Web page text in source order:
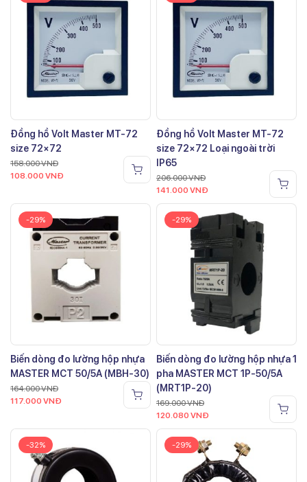
Đồng hồ Volt Master MT-72
size 72×72
158.000VNĐ
108.000 VNĐ
Đồng hồ Volt Master MT-72
size 72×72 Loại ngoài trời
IP65
206.000VNĐ
141.000 VNĐ
-29%
Biến dòng đo lường hộp nhựa
MASTER MCT 50/5A (MBH-30)
164.000VNĐ
117.000 VNĐ
-29%
Biến dòng đo lường hộp nhựa 1
pha MASTER MCT 1P-50/5A
(MRT1P-20)
169.000VNĐ
120.080 VNĐ
-32% -29%